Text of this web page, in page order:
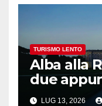
TURISMO LENTO
Alba alla
due
la magia
LUG 13, 2026